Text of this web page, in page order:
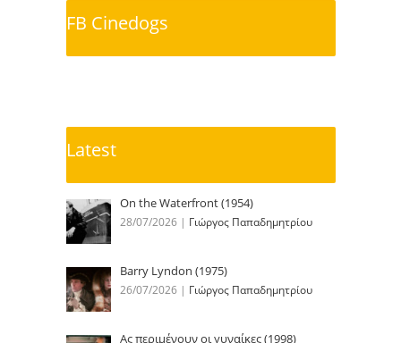
FB Cinedogs
Latest
On the Waterfront (1954)
28/07/2026 | Γιώργος Παπαδημητρίου
Barry Lyndon (1975)
26/07/2026 | Γιώργος Παπαδημητρίου
Ας περιμένουν οι γυναίκες (1998)